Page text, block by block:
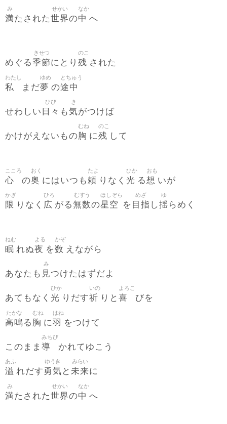
満
み
たされた世界
せかい
の中
なか
へ
めぐる季節
きせつ
にとり 残
のこ
された
私
わたし
まだ夢
ゆめ
の途中
とちゅう
せわしい 日々
ひび
も気
き
がつけば
かけがえないもの胸
むね
に残
のこ
して
心
こころ
の奥
おく
にはいつも頼
たよ
りなく 光
ひか
る想
おも
いが
限
かぎ
りなく 広
ひろ
がる無数
むすう
の星空
ほしぞら
を 目指
めざ
し揺
ゆ
らめく
眠
ねむ
れぬ夜
よる
を数
かぞ
えながら
あなたも 見
み
つけたはずだよ
あてもなく 光
ひか
りだす祈
いの
りと 喜
よろこ
びを
高鳴
たかな
る 胸
むね
に羽
はね
をつけて
このまま 導
みちび
かれてゆこう
溢
あふ
れだす 勇気
ゆうき
と 未来
みらい
に
満
み
たされた世界
せかい
の中
なか
へ